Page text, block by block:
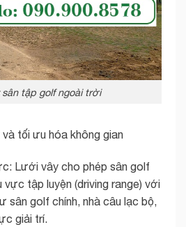
tập golf ngoài trời
tối ưu hóa không gian
Lưới vây cho phép sân golf
vực tập luyện (driving range) với
sân golf chính, nhà câu lạc bộ,
giải trí.